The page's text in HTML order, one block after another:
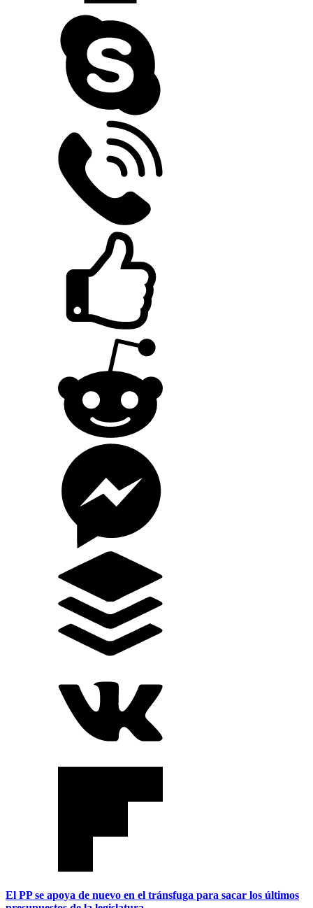
El PP se apoya de nuevo en el tránsfuga para sacar los últimos